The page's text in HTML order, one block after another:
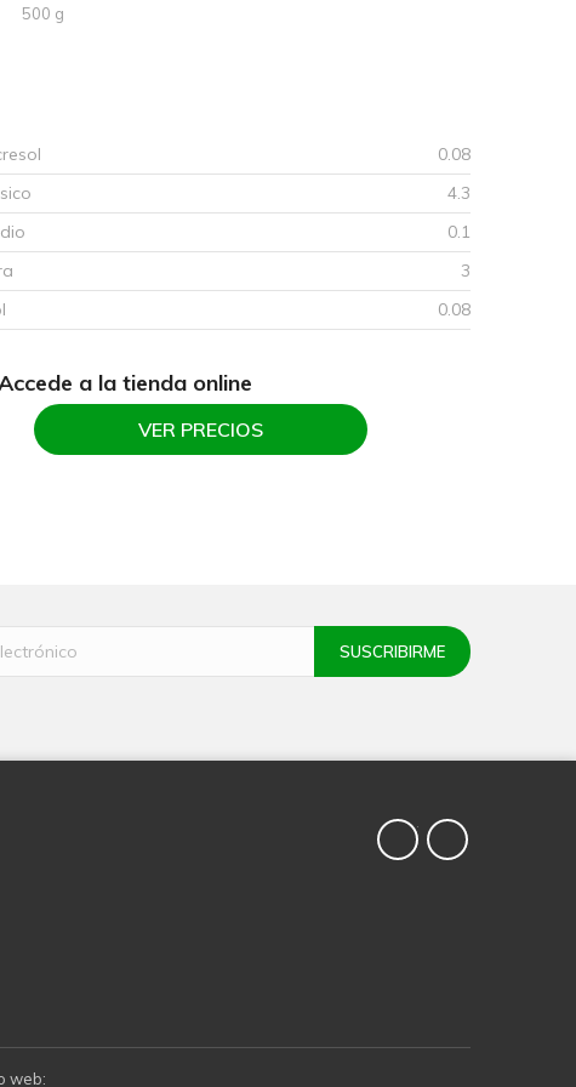
500 g
0.08
4.3
0.1
3
0.08
a la tienda online
VER PRECIOS
Twitter
web: